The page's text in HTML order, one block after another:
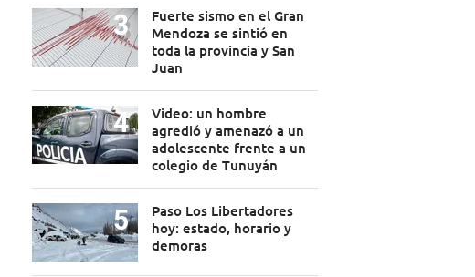
Fuerte sismo en el Gran
Mendoza se sintió en
toda la provincia y San
Juan
Video: un hombre
agredió y amenazó a un
adolescente frente a un
colegio de Tunuyán
Paso Los Libertadores
hoy: estado, horario y
demoras